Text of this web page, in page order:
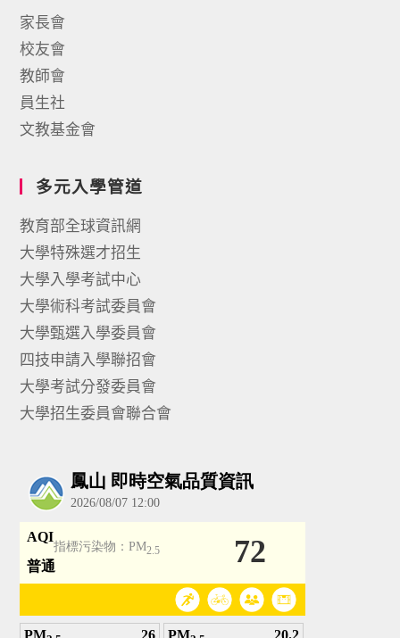
家長會
校友會
教師會
員生社
文教基金會
多元入學管道
教育部全球資訊網
大學特殊選才招生
大學入學考試中心
大學術科考試委員會
大學甄選入學委員會
四技申請入學聯招會
大學考試分發委員會
大學招生委員會聯合會